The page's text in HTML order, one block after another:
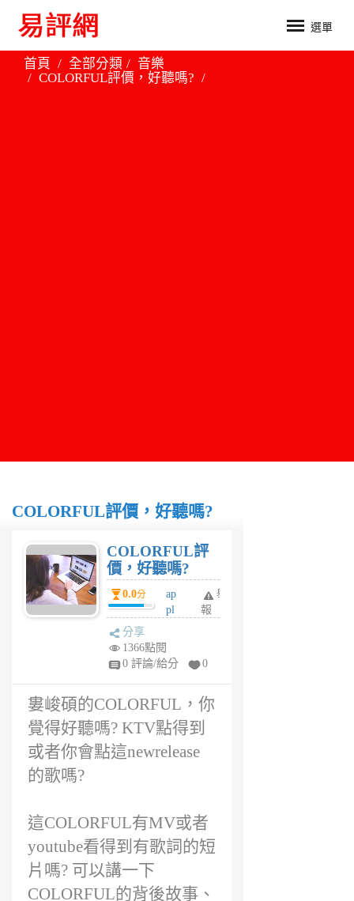
選單
首頁 全部分類
音樂
COLORFUL評價，好聽嗎?
COLORFUL評價，好聽嗎?
COLORFUL評
價，好聽嗎?
0.0分
ap
pl
6
舉
報
分享
1366點閱
0 評論/給分
0
婁峻碩的COLORFUL，你
覺得好聽嗎? KTV點得到
或者你會點這newrelease
的歌嗎?
這COLORFUL有MV或者
youtube看得到有歌詞的短
片嗎? 可以講一下
COLORFUL的背後故事、